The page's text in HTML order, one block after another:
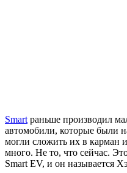
Smart раньше производил
автомобили, которые были
могли сложить их в карман
много. Не то, что сейчас.
Smart EV, и он называется